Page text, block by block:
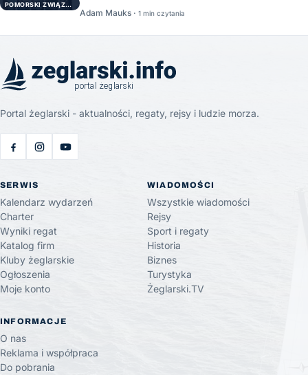
POMORSKI ZWIĄZEK ŻEGLARSKI
Adam Mauks · 1 min czytania
Portal żeglarski - aktualności, regaty, rejsy i ludzie morza.
SERWIS
Kalendarz wydarzeń
Charter
Wyniki regat
Katalog firm
Kluby żeglarskie
Ogłoszenia
Moje konto
WIADOMOŚCI
Wszystkie wiadomości
Rejsy
Sport i regaty
Historia
Biznes
Turystyka
Żeglarski.TV
INFORMACJE
O nas
Reklama i współpraca
Do pobrania